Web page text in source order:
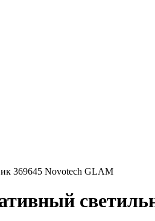
369645 Novotech GLAM